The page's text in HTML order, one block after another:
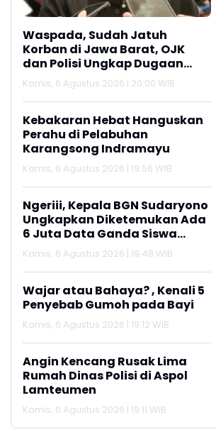
Waspada, Sudah Jatuh
Korban di Jawa Barat, OJK
dan Polisi Ungkap Dugaan
Penipuan Modus Titip Limit
Paylater
Kamis, 6 Agustus 2026 | 20:00 WIB
Kebakaran Hebat Hanguskan
Perahu di Pelabuhan
Karangsong Indramayu
Kamis, 6 Agustus 2026 | 19:56 WIB
Ngeriii, Kepala BGN Sudaryono
Ungkapkan Diketemukan Ada
6 Juta Data Ganda Siswa
Penerima MBG
Kamis, 6 Agustus 2026 | 19:48 WIB
Wajar atau Bahaya? , Kenali 5
Penyebab Gumoh pada Bayi
Kamis, 6 Agustus 2026 | 19:12 WIB
Angin Kencang Rusak Lima
Rumah Dinas Polisi di Aspol
Lamteumen
Kamis, 6 Agustus 2026 | 19:11 WIB